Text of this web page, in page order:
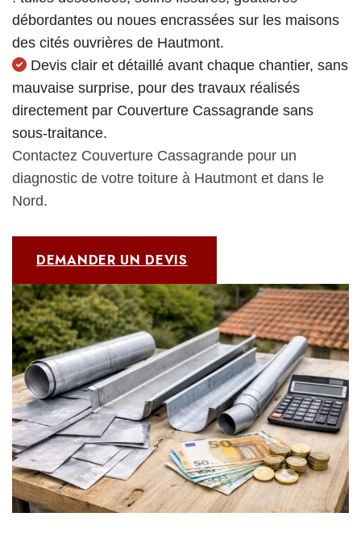
débordantes ou noues encrassées sur les maisons
des cités ouvrières de Hautmont.
Devis clair et détaillé avant chaque chantier, sans
mauvaise surprise, pour des travaux réalisés
directement par Couverture Cassagrande sans
sous-traitance.
Contactez Couverture Cassagrande pour un
diagnostic de votre toiture à Hautmont et dans le
Nord.
DEMANDER UN DEVIS